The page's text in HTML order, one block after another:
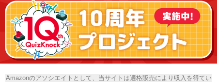
Amazonのアソシエイトとして、当サイトは適格販売により収入を得てい